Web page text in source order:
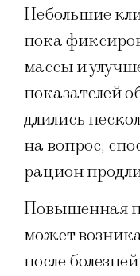
Небольшие
пока
массы и
показателей
длились
на вопрос,
рацион
Повышенная
может
после